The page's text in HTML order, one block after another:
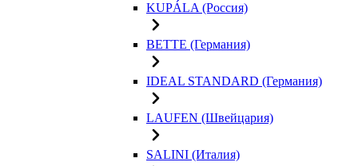
KUPÁLA (Россия)
BETTE (Германия)
IDEAL STANDARD (Германия)
LAUFEN (Швейцария)
SALINI (Италия)